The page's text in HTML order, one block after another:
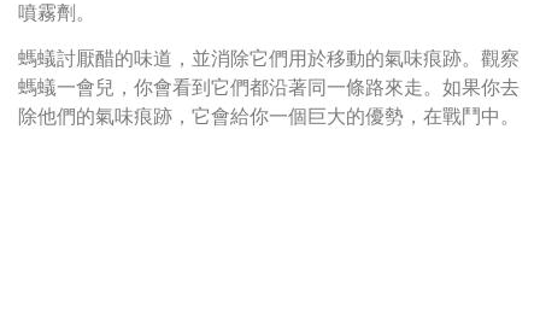
噴霧劑。
螞蟻討厭醋的味道，並消除它們用於移動的氣味痕跡。觀察
螞蟻一會兒，你會看到它們都沿著同一條路來走。如果你去
除他們的氣味痕跡，它會給你一個巨大的優勢，在戰鬥中。